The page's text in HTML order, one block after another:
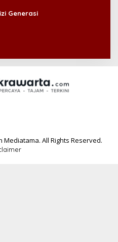
Generasi
Mediatama. All Rights Reserved.